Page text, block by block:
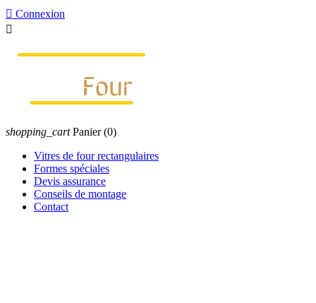
 Connexion

shopping_cart Panier (0)
Vitres de four rectangulaires
Formes spéciales
Devis assurance
Conseils de montage
Contact